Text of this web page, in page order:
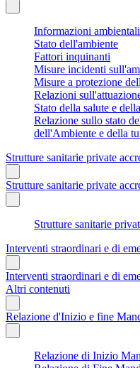
Informazioni ambientali
Stato dell'ambiente
Fattori inquinanti
Misure incidenti
Misure a protezione
Relazioni
Stato della salute e
Relazione sullo stato
dell'Ambiente e della
Strutture sanitarie private
Strutture sanitarie private
Strutture sanitarie
Interventi straordinari e di
Interventi straordinari e di
Altri contenuti
Relazione d'Inizio e fine
Relazione di Inizio